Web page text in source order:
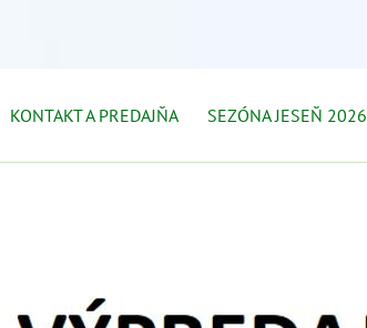
KONTAKT A PREDAJŇA SEZÓNA JESEŇ 2026